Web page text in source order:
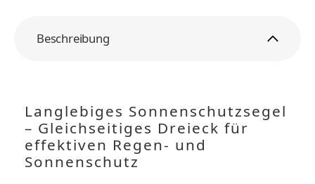
Beschreibung
Langlebiges Sonnenschutzsegel
– Gleichseitiges Dreieck für
effektiven Regen- und
Sonnenschutz